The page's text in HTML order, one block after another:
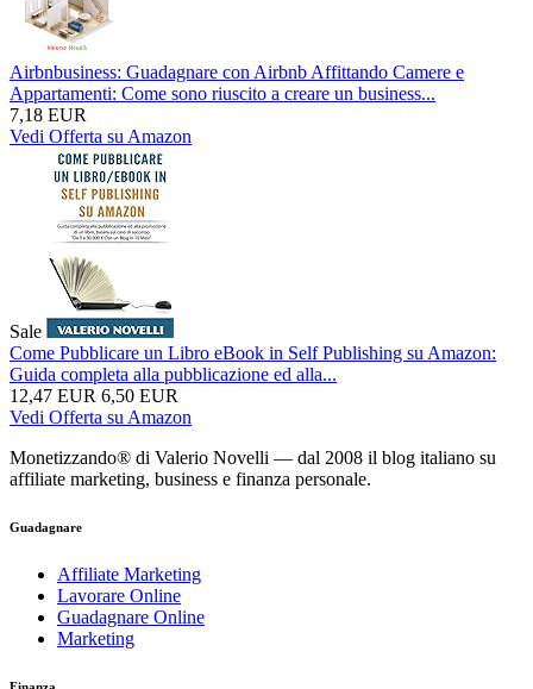
Airbnbusiness: Guadagnare con Airbnb Affittando Camere e
Appartamenti: Come sono riuscito a creare un business...
7,18 EUR
Vedi Offerta su Amazon
Sale
Come Pubblicare un Libro eBook in Self Publishing su Amazon:
Guida completa alla pubblicazione ed alla...
12,47 EUR 6,50 EUR
Vedi Offerta su Amazon
Monetizzando® di Valerio Novelli — dal 2008 il blog italiano su
affiliate marketing, business e finanza personale.
Guadagnare
Affiliate Marketing
Lavorare Online
Guadagnare Online
Marketing
Finanza